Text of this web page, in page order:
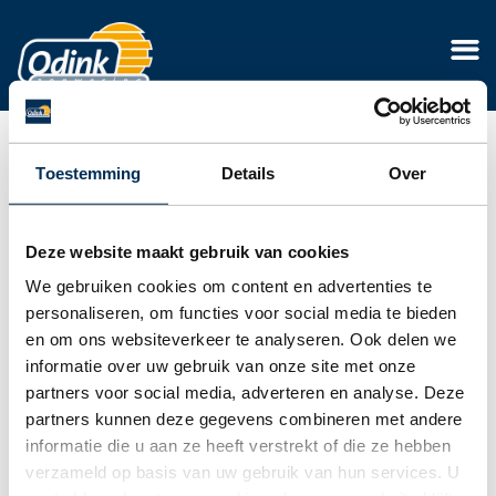
Toestemming Details Over
Deze website maakt gebruik van cookies
We gebruiken cookies om content en advertenties te
personaliseren, om functies voor social media te bieden
en om ons websiteverkeer te analyseren. Ook delen we
informatie over uw gebruik van onze site met onze
partners voor social media, adverteren en analyse. Deze
partners kunnen deze gegevens combineren met andere
informatie die u aan ze heeft verstrekt of die ze hebben
verzameld op basis van uw gebruik van hun services. U